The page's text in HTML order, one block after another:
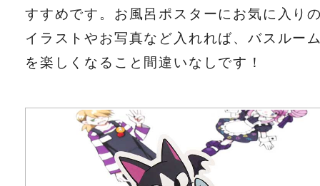
すすめです。お風呂ポスターにお気に入り
イラストやお写真など入れれば、バスルー
を楽しくなること間違いなしです！